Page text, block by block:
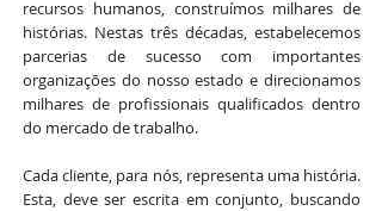
recursos humanos, construímos milhares de
histórias. Nestas três décadas, estabelecemos
parcerias de sucesso com importantes
organizações do nosso estado e direcionamos
milhares de profissionais qualificados dentro
do mercado de trabalho.
Cada cliente, para nós, representa uma história.
Esta, deve ser escrita em conjunto, buscando